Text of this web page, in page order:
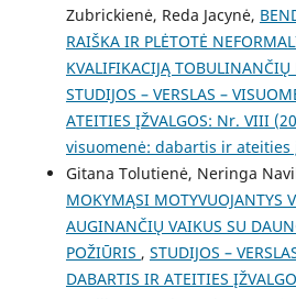
Zubrickienė, Reda Jacynė,
RAIŠKA IR PLĖTOTĖ
KVALIFIKACIJĄ TOBULINANČIŲ
STUDIJOS – VERSLAS –
ATEITIES ĮŽVALGOS: Nr. VIII
visuomenė: dabartis ir ateities
Gitana Tolutienė, Neringa
MOKYMĄSI MOTYVUOJANTYS
AUGINANČIŲ VAIKUS SU
POŽIŪRIS , STUDIJOS –
DABARTIS IR ATEITIES